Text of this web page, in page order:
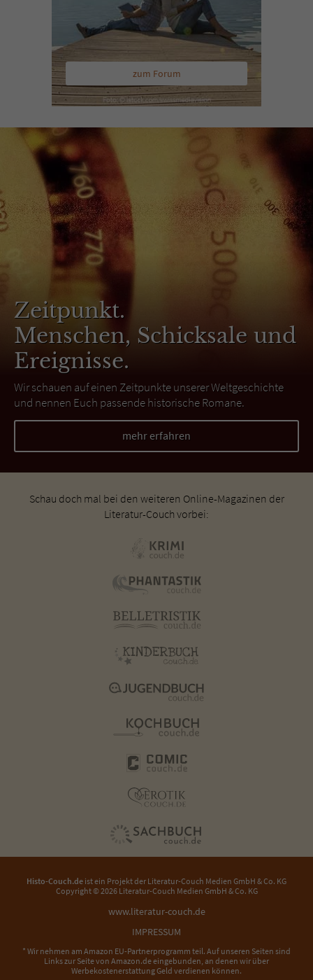
zum Forum
Zeitpunkt.
Menschen, Schicksale und
Ereignisse.
Wir schauen auf einen Zeitpunkte unserer Weltgeschichte
und nennen Euch passende historische Romane.
mehr erfahren
Schau doch mal bei den weiteren Online-Magazinen der
Literatur-Couch vorbei:
Histo-Couch.de ist ein Projekt der Literatur-Couch Medien GmbH & Co. KG
Copyright © 2026 Literatur-Couch Medien GmbH & Co. KG
www.literatur-couch.de
IMPRESSUM
* Wir nehmen am Amazon EU-Partnerprogramm teil. Auf unseren Seiten sind
Links zur Seite von Amazon.de eingebunden, an denen wir über
Werbekostenerstattung Geld verdienen können.